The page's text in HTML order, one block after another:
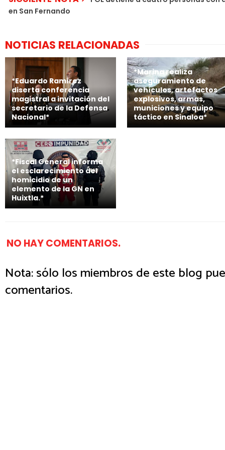
en San Fernando
NOTICIAS RELACIONADAS
*Eduardo Ramírez
diserta conferencia
magistral a invitación del
secretario de la Defensa
Nacional*
*Marina realiza
aseguramiento de
vehículos, artefactos
explosivos, armas,
municiones y equipo
táctico en Sinaloa*
*Fiscal General informa
el esclarecimiento del
homicidio de un
elemento de la GN en
Huixtla.*
NO HAY COMENTARIOS.
Nota: sólo los miembros de este blog
comentarios.